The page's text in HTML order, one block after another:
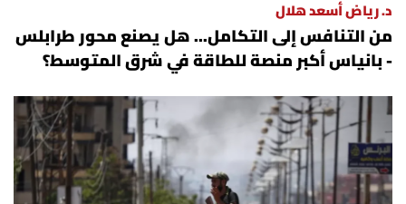
د. رياض أسعد هلال
من التنافس إلى التكامل... هل يصنع محور طرابلس
- بانياس أكبر منصة للطاقة في شرق المتوسط؟